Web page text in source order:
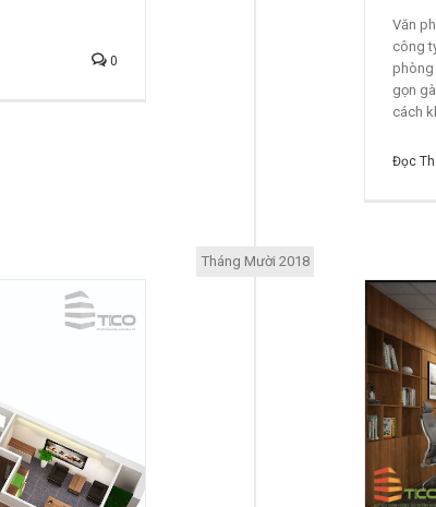
0
Văn
công
phòng
gọn
cách
Đọc
Tháng Mười 2018
Thiết Kế Văn Phòng Diện Tích Nhỏ